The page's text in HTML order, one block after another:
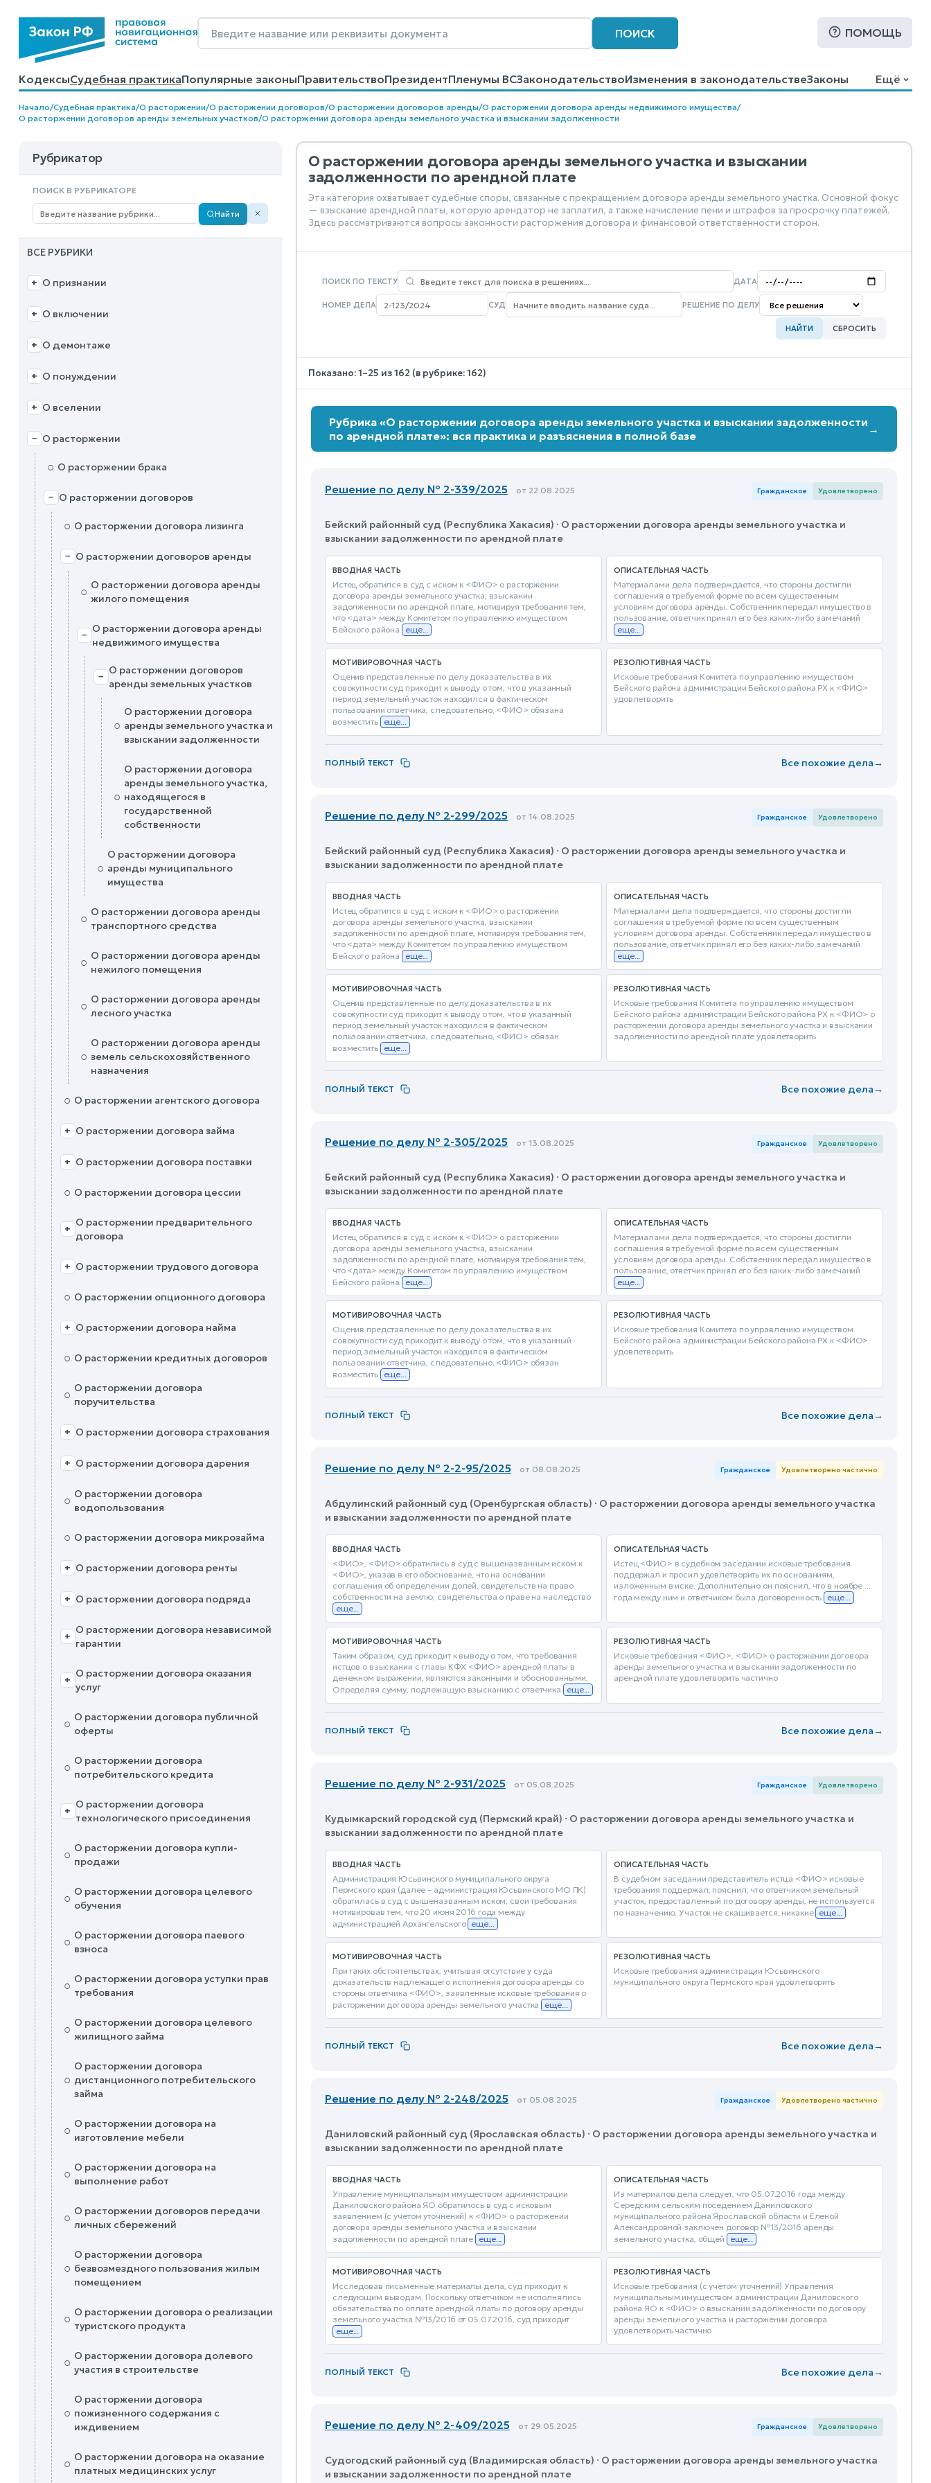
ПОИСК ПОМОЩЬ
КодексыСудебная практикаПопулярные законыПравительствоПрезидентПленумы ВСЗаконодательствоИзменения в законодательствеЗаконы
КалькуляторыСправочные материалыОбразцы договоровКонтактыПомощьПоиск
Ещё
Начало/Судебная практика/О расторжении/О расторжении договоров/О расторжении договоров аренды/О расторжении договора аренды недвижимого имущества/
О расторжении договоров аренды земельных участков/О расторжении договора аренды земельного участка и взыскании задолженности
Рубрикатор
ПОИСК В РУБРИКАТОРЕ
Найти
ВСЕ РУБРИКИ
+ О признании
+ О включении
+ О демонтаже
+ О понуждении
+ О вселении
− О расторжении
○ О расторжении брака
− О расторжении договоров
○ О расторжении договора лизинга
− О расторжении договоров аренды
○ О расторжении договора аренды
жилого помещения
−
О расторжении договора аренды
недвижимого имущества
−
О расторжении договоров
аренды земельных участков
○
О расторжении договора
аренды земельного участка и
взыскании задолженности
○
О расторжении договора
аренды земельного участка,
находящегося в
государственной
собственности
○
О расторжении договора
аренды муниципального
имущества
○ О расторжении договора аренды
транспортного средства
○ О расторжении договора аренды
нежилого помещения
○ О расторжении договора аренды
лесного участка
○
О расторжении договора аренды
земель сельскохозяйственного
назначения
○ О расторжении агентского договора
+ О расторжении договора займа
+ О расторжении договора поставки
○ О расторжении договора цессии
+
О расторжении предварительного
договора
+ О расторжении трудового договора
○ О расторжении опционного договора
+ О расторжении договора найма
○ О расторжении кредитных договоров
○ О расторжении договора
поручительства
+ О расторжении договора страхования
+ О расторжении договора дарения
○ О расторжении договора
водопользования
○ О расторжении договора микрозайма
+ О расторжении договора ренты
+ О расторжении договора подряда
+
О расторжении договора независимой
гарантии
+
О расторжении договора оказания
услуг
○ О расторжении договора публичной
оферты
○ О расторжении договора
потребительского кредита
+
О расторжении договора
технологического присоединения
○ О расторжении договора купли-
продажи
○ О расторжении договора целевого
обучения
○ О расторжении договора паевого
взноса
○ О расторжении договора уступки прав
требования
○ О расторжении договора целевого
жилищного займа
○
О расторжении договора
дистанционного потребительского
займа
○ О расторжении договора на
изготовление мебели
○ О расторжении договора на
выполнение работ
○ О расторжении договоров передачи
личных сбережений
○
О расторжении договора
безвозмездного пользования жилым
помещением
○ О расторжении договора о реализации
туристского продукта
○ О расторжении договора долевого
участия в строительстве
○
О расторжении договора
пожизненного содержания с
иждивением
○ О расторжении договора на оказание
платных медицинских услуг
О расторжении договора аренды земельного участка и взыскании
задолженности по арендной плате
Эта категория охватывает судебные споры, связанные с прекращением договора аренды земельного участка. Основной фокус
— взыскание арендной платы, которую арендатор не заплатил, а также начисление пени и штрафов за просрочку платежей.
Здесь рассматриваются вопросы законности расторжения договора и финансовой ответственности сторон.
ПОИСК ПО ТЕКСТУ ДАТА
НОМЕР ДЕЛА СУД РЕШЕНИЕ ПО ДЕЛУ
НАЙТИ СБРОСИТЬ
Показано: 1–25 из 162 (в рубрике: 162)
Рубрика «О расторжении договора аренды земельного участка и взыскании задолженности
по арендной плате»: вся практика и разъяснения в полной базе
→
Решение по делу № 2-339/2025 от 22.08.2025 Гражданское Удовлетворено
Бейский районный суд (Республика Хакасия) · О расторжении договора аренды земельного участка и
взыскании задолженности по арендной плате
ВВОДНАЯ ЧАСТЬ
Истец обратился в суд с иском к <ФИО> о расторжении
договора аренды земельного участка, взыскании
задолженности по арендной плате, мотивируя требования тем,
что <дата> между Комитетом по управлению имуществом
Бейского района
еще...
ОПИСАТЕЛЬНАЯ ЧАСТЬ
Материалами дела подтверждается, что стороны достигли
соглашения в требуемой форме по всем существенным
условиям договора аренды. Собственник передал имущество в
пользование, ответчик принял его без каких-либо замечаний
еще...
МОТИВИРОВОЧНАЯ ЧАСТЬ
Оценив представленные по делу доказательства в их
совокупности суд приходит к выводу о том, что в указанный
период земельный участок находился в фактическом
пользовании ответчика, следовательно, <ФИО> обязана
возместить еще...
РЕЗОЛЮТИВНАЯ ЧАСТЬ
Исковые требования Комитета по управлению имуществом
Бейского района администрации Бейского района РХ к <ФИО>
удовлетворить
ПОЛНЫЙ ТЕКСТ Все похожие дела→
Решение по делу № 2-299/2025 от 14.08.2025 Гражданское Удовлетворено
Бейский районный суд (Республика Хакасия) · О расторжении договора аренды земельного участка и
взыскании задолженности по арендной плате
ВВОДНАЯ ЧАСТЬ
Истец обратился в суд с иском к <ФИО> о расторжении
договора аренды земельного участка, взыскании
задолженности по арендной плате, мотивируя требования тем,
что <дата> между Комитетом по управлению имуществом
Бейского района
еще...
ОПИСАТЕЛЬНАЯ ЧАСТЬ
Материалами дела подтверждается, что стороны достигли
соглашения в требуемой форме по всем существенным
условиям договора аренды. Собственник передал имущество в
пользование, ответчик принял его без каких-либо замечаний
еще...
МОТИВИРОВОЧНАЯ ЧАСТЬ
Оценив представленные по делу доказательства в их
совокупности суд приходит к выводу о том, что в указанный
период земельный участок находился в фактическом
пользовании ответчика, следовательно, <ФИО> обязан
возместить еще...
РЕЗОЛЮТИВНАЯ ЧАСТЬ
Исковые требования Комитета по управлению имуществом
Бейского района администрации Бейского района РХ к <ФИО> о
расторжении договора аренды земельного участка и взыскании
задолженности по арендной плате удовлетворить
ПОЛНЫЙ ТЕКСТ Все похожие дела→
Решение по делу № 2-305/2025 от 13.08.2025 Гражданское Удовлетворено
Бейский районный суд (Республика Хакасия) · О расторжении договора аренды земельного участка и
взыскании задолженности по арендной плате
ВВОДНАЯ ЧАСТЬ
Истец обратился в суд с иском к <ФИО> о расторжении
договора аренды земельного участка, взыскании
задолженности по арендной плате, мотивируя требования тем,
что <дата> между Комитетом по управлению имуществом
Бейского района
еще...
ОПИСАТЕЛЬНАЯ ЧАСТЬ
Материалами дела подтверждается, что стороны достигли
соглашения в требуемой форме по всем существенным
условиям договора аренды. Собственник передал имущество в
пользование, ответчик принял его без каких-либо замечаний
еще...
МОТИВИРОВОЧНАЯ ЧАСТЬ
Оценив представленные по делу доказательства в их
совокупности суд приходит к выводу о том, что в указанный
период земельный участок находился в фактическом
пользовании ответчика, следовательно, <ФИО> обязан
возместить еще...
РЕЗОЛЮТИВНАЯ ЧАСТЬ
Исковые требования Комитета по управлению имуществом
Бейского района администрации Бейского района РХ к <ФИО>.
удовлетворить
ПОЛНЫЙ ТЕКСТ Все похожие дела→
Решение по делу № 2-2-95/2025 от 08.08.2025 Гражданское Удовлетворено частично
Абдулинский районный суд (Оренбургская область) · О расторжении договора аренды земельного участка
и взыскании задолженности по арендной плате
ВВОДНАЯ ЧАСТЬ
<ФИО>, <ФИО> обратились в суд с вышеназванным иском к
<ФИО>, указав в его обоснование, что на основании
соглашения об определении долей, свидетельств на право
собственности на землю, свидетельства о праве на наследство
еще...
ОПИСАТЕЛЬНАЯ ЧАСТЬ
Истец <ФИО> в судебном заседании исковые требования
поддержал и просил удовлетворить их по основаниям,
изложенным в иске. Дополнительно он пояснил, что в ноябре ...
года между ним и ответчиком была договоренность еще...
МОТИВИРОВОЧНАЯ ЧАСТЬ
Таким образом, суд приходит к выводу о том, что требования
истцов о взыскании с главы КФХ <ФИО> арендной платы в
денежном выражении, являются законными и обоснованными.
Определяя сумму, подлежащую взысканию с ответчика
еще...
РЕЗОЛЮТИВНАЯ ЧАСТЬ
Исковые требования <ФИО>, <ФИО> о расторжении договора
аренды земельного участка и взыскании задолженности по
арендной плате удовлетворить частично
ПОЛНЫЙ ТЕКСТ Все похожие дела→
Решение по делу № 2-931/2025 от 05.08.2025 Гражданское Удовлетворено
Кудымкарский городской суд (Пермский край) · О расторжении договора аренды земельного участка и
взыскании задолженности по арендной плате
ВВОДНАЯ ЧАСТЬ
Администрация Юсьвинского муниципального округа
Пермского края (далее – администрация Юсьвинского МО ПК)
обратилась в суд с вышеназванным иском, свои требования
мотивировав тем, что 20 июня 2016 года между
администрацией Архангельского еще...
ОПИСАТЕЛЬНАЯ ЧАСТЬ
В судебном заседании представитель истца <ФИО> исковые
требования поддержал, пояснил, что ответчиком земельный
участок, предоставленный по договору аренды, не используется
по назначению. Участок не скашивается, никакие еще...
МОТИВИРОВОЧНАЯ ЧАСТЬ
При таких обстоятельствах, учитывая отсутствие у суда
доказательств надлежащего исполнения договора аренды со
стороны ответчика <ФИО>, заявленные исковые требования о
расторжении договора аренды земельного участка еще...
РЕЗОЛЮТИВНАЯ ЧАСТЬ
Исковые требования администрации Юсьвинского
муниципального округа Пермского края удовлетворить
ПОЛНЫЙ ТЕКСТ Все похожие дела→
Решение по делу № 2-248/2025 от 05.08.2025 Гражданское Удовлетворено частично
Даниловский районный суд (Ярославская область) · О расторжении договора аренды земельного участка и
взыскании задолженности по арендной плате
ВВОДНАЯ ЧАСТЬ
Управление муниципальным имуществом администрации
Даниловского района ЯО обратилось в суд с исковым
заявлением (с учетом уточнений) к <ФИО> о расторжении
договора аренды земельного участка и взыскании
задолженности по арендной плате еще...
ОПИСАТЕЛЬНАЯ ЧАСТЬ
Из материалов дела следует, что 05.07.2016 года между
Середским сельским поседением Даниловского
муниципального района Ярославской области и Еленой
Александровной заключен договор №13/2016 аренды
земельного участка, общей
еще...
МОТИВИРОВОЧНАЯ ЧАСТЬ
Исследовав письменные материалы дела, суд приходит к
следующим выводам. Поскольку ответчиком не исполнялись
обязательства по оплате арендной платы по договору аренды
земельного участка №13/2016 от 05.07.2016, суд приходит
еще...
РЕЗОЛЮТИВНАЯ ЧАСТЬ
Исковые требования (с учетом уточнений) Управления
муниципальным имуществом администрации Даниловского
района ЯО к <ФИО> о взыскании задолженности по договору
аренды земельного участка и расторжении договора
удовлетворить частично
ПОЛНЫЙ ТЕКСТ Все похожие дела→
Решение по делу № 2-409/2025 от 29.05.2025 Гражданское Удовлетворено
Судогодский районный суд (Владимирская область) · О расторжении договора аренды земельного участка
и взыскании задолженности по арендной плате